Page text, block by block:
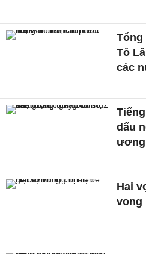
Tô
các
dấu
Hai
vong